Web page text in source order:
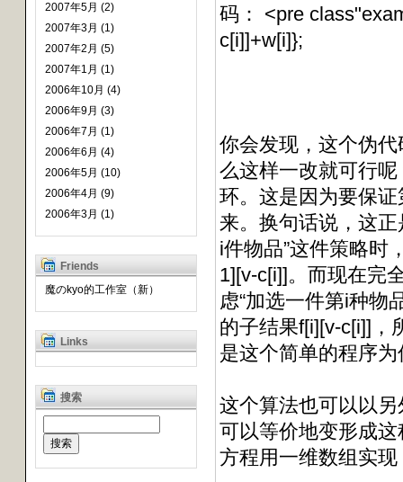
2007年5月 (2)
2007年3月 (1)
2007年2月 (5)
2007年1月 (1)
2006年10月 (4)
2006年9月 (3)
2006年7月 (1)
2006年6月 (4)
2006年5月 (10)
2006年4月 (9)
2006年3月 (1)
Friends
魔のkyo的工作室（新）
Links
搜索
码： <pre
c[i]]+w[i]};
你会发现，这个伪
么这样一改就可行
环。这是因为要保
来。换句话说，这
i件物品”这件策略时
1][v-c[i]]。而现在完
虑“加选一件第i种物
的子结果f[i][v-c[i]]，
是这个简单的程序
这个算法也可以以
可以等价地变形成
方程用一维数组实